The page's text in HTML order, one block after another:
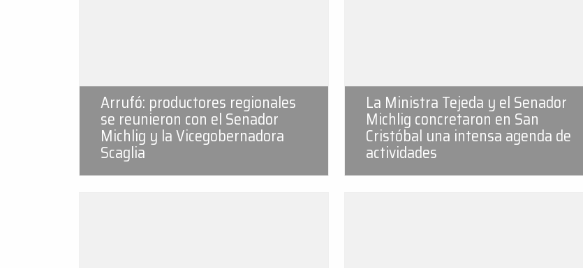
Arrufó: productores regionales
se reunieron con el Senador
Michlig y la Vicegobernadora
Scaglia
La Ministra Tejeda y el Senador
Michlig concretaron en San
Cristóbal una intensa agenda de
actividades